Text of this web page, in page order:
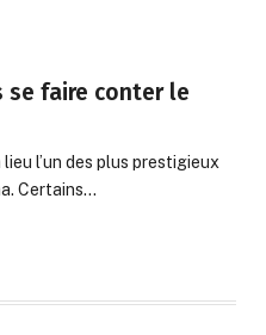
se faire conter le
l’un des plus prestigieux
Certains…